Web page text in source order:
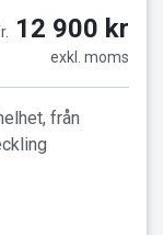
12 900 kr
exkl. moms
från